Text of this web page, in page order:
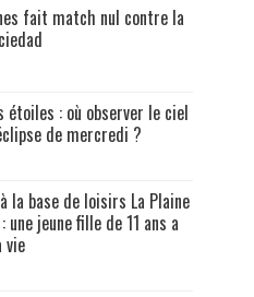
fait match nul contre la
étoiles : où observer le ciel
de mercredi ?
la base de loisirs La Plaine
une jeune fille de 11 ans a
vie